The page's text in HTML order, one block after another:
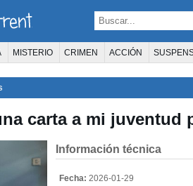
MISTERIO CRIMEN ACCIÓN
carta a mi juventud
Información técnica
Fecha: 2026-01-29